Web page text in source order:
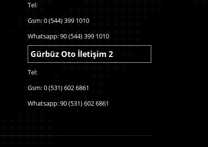
Tel:
Gsm: 0 (544) 399 1010
Whatsapp: 90 (544) 399 1010
Gürbüz Oto İletişim 2
Tel:
Gsm: 0 (531) 602 6861
Whatsapp: 90 (531) 602 6861